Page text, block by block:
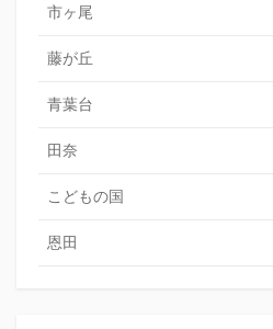
市ヶ尾
藤が丘
青葉台
田奈
こどもの国
恩田